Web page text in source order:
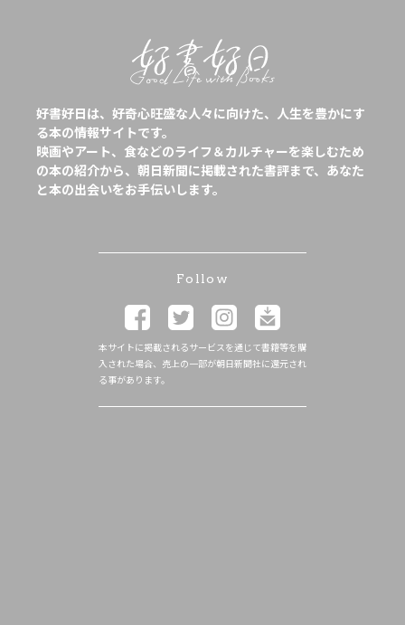
好書好日は、好奇心旺盛な人々に向けた、人生を豊かにす
る本の情報サイトです。
映画やアート、食などのライフ＆カルチャーを楽しむため
の本の紹介から、朝日新聞に掲載された書評まで、あなた
と本の出会いをお手伝いします。
Follow
本サイトに掲載されるサービスを通じて書籍等を購
入された場合、売上の一部が朝日新聞社に還元され
る事があります。